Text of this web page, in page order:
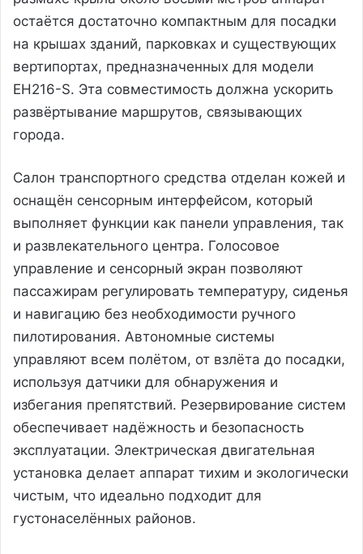
остаётся достаточно компактным для посадки
на крышах зданий, парковках и существующих
вертипортах, предназначенных для модели
EH216-S. Эта совместимость должна ускорить
развёртывание маршрутов, связывающих
города.
Салон транспортного средства отделан кожей и
оснащён сенсорным интерфейсом, который
выполняет функции как панели управления, так
и развлекательного центра. Голосовое
управление и сенсорный экран позволяют
пассажирам регулировать температуру, сиденья
и навигацию без необходимости ручного
пилотирования. Автономные системы
управляют всем полётом, от взлёта до посадки,
используя датчики для обнаружения и
избегания препятствий. Резервирование систем
обеспечивает надёжность и безопасность
эксплуатации. Электрическая двигательная
установка делает аппарат тихим и экологически
чистым, что идеально подходит для
густонаселённых районов.